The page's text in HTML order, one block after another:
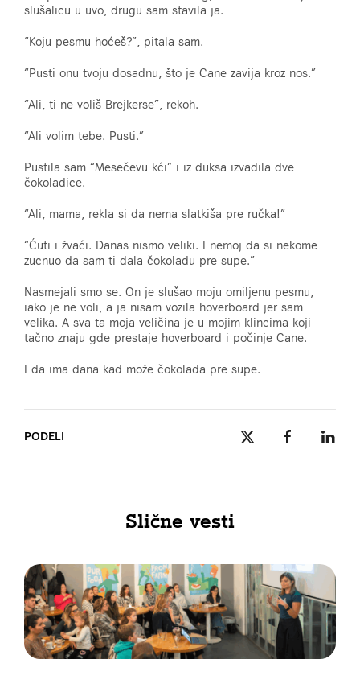
slušalicu u uvo, drugu sam stavila ja.
“Koju pesmu hoćeš?”, pitala sam.
“Pusti onu tvoju dosadnu, što je Cane zavija kroz nos.”
“Ali, ti ne voliš Brejkerse”, rekoh.
“Ali volim tebe. Pusti.”
Pustila sam “Mesečevu kći” i iz duksa izvadila dve
čokoladice.
“Ali, mama, rekla si da nema slatkiša pre ručka!”
“Ćuti i žvaći. Danas nismo veliki. I nemoj da si nekome
zucnuo da sam ti dala čokoladu pre supe.”
Nasmejali smo se. On je slušao moju omiljenu pesmu,
iako je ne voli, a ja nisam vozila hoverboard jer sam
velika. A sva ta moja veličina je u mojim klincima koji
tačno znaju gde prestaje hoverboard i počinje Cane.
I da ima dana kad može čokolada pre supe.
PODELI
Slične vesti